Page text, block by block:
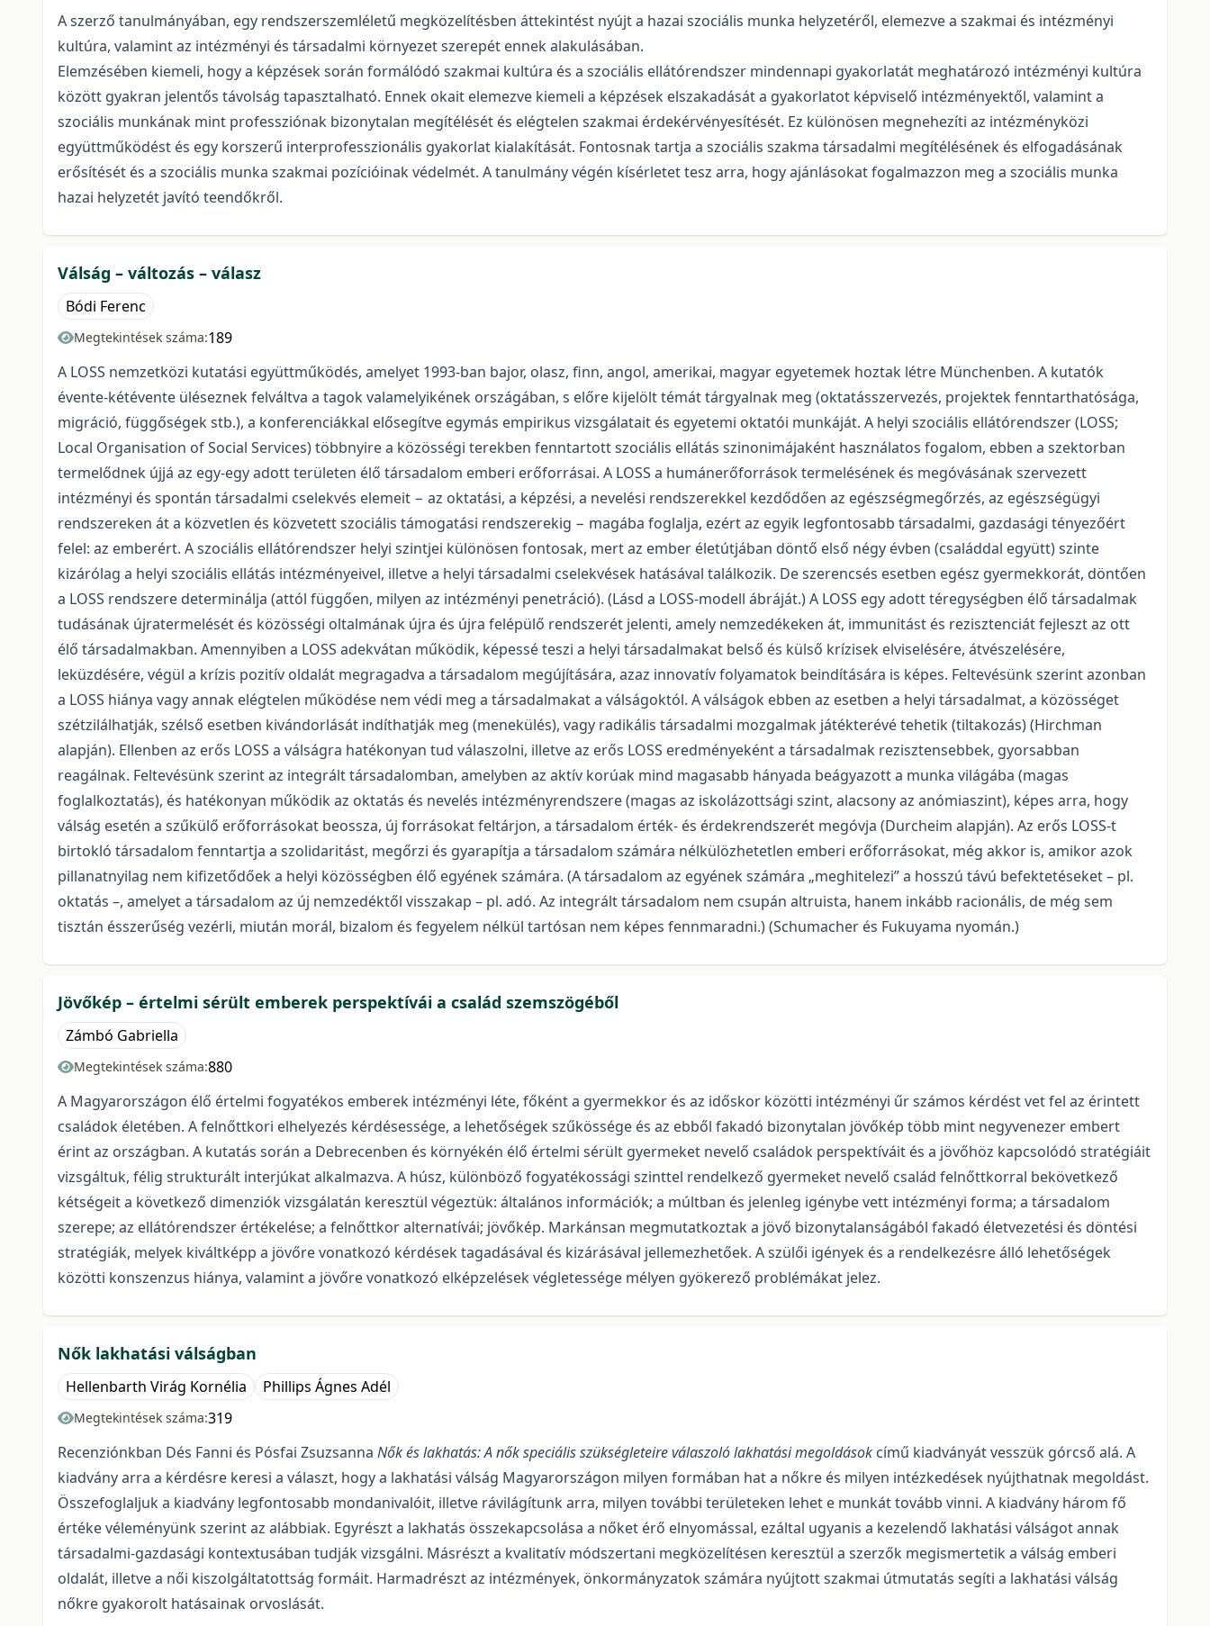
A szerző tanulmányában, egy rendszerszemléletű megközelítésben áttekintést nyújt a hazai szociális munka helyzetéről, elemezve a szakmai és intézményi
kultúra, valamint az intézményi és társadalmi környezet szerepét ennek alakulásában.
Elemzésében kiemeli, hogy a képzések során formálódó szakmai kultúra és a szociális ellátórendszer mindennapi gyakorlatát meghatározó intézményi kultúra
között gyakran jelentős távolság tapasztalható. Ennek okait elemezve kiemeli a képzések elszakadását a gyakorlatot képviselő intézményektől, valamint a
szociális munkának mint professziónak bizonytalan megítélését és elégtelen szakmai érdekérvényesítését. Ez különösen megnehezíti az intézményközi
együttműködést és egy korszerű interprofesszionális gyakorlat kialakítását. Fontosnak tartja a szociális szakma társadalmi megítélésének és elfogadásának
erősítését és a szociális munka szakmai pozícióinak védelmét. A tanulmány végén kísérletet tesz arra, hogy ajánlásokat fogalmazzon meg a szociális munka
hazai helyzetét javító teendőkről.
Válság – változás – válasz
Bódi Ferenc
Megtekintések száma:189
A LOSS nemzetközi kutatási együttműködés, amelyet 1993-ban bajor, olasz, finn, angol, amerikai, magyar egyetemek hoztak létre Münchenben. A kutatók
évente-kétévente üléseznek felváltva a tagok valamelyikének országában, s előre kijelölt témát tárgyalnak meg (oktatásszervezés, projektek fenntarthatósága,
migráció, függőségek stb.), a konferenciákkal elősegítve egymás empirikus vizsgálatait és egyetemi oktatói munkáját. A helyi szociális ellátórendszer (LOSS;
Local Organisation of Social Services) többnyire a közösségi terekben fenntartott szociális ellátás szinonimájaként használatos fogalom, ebben a szektorban
termelődnek újjá az egy-egy adott területen élő társadalom emberi erőforrásai. A LOSS a humánerőforrások termelésének és megóvásának szervezett
intézményi és spontán társadalmi cselekvés elemeit − az oktatási, a képzési, a nevelési rendszerekkel kezdődően az egészségmegőrzés, az egészségügyi
rendszereken át a közvetlen és közvetett szociális támogatási rendszerekig − magába foglalja, ezért az egyik legfontosabb társadalmi, gazdasági tényezőért
felel: az emberért. A szociális ellátórendszer helyi szintjei különösen fontosak, mert az ember életútjában döntő első négy évben (családdal együtt) szinte
kizárólag a helyi szociális ellátás intézményeivel, illetve a helyi társadalmi cselekvések hatásával találkozik. De szerencsés esetben egész gyermekkorát, döntően
a LOSS rendszere determinálja (attól függően, milyen az intézményi penetráció). (Lásd a LOSS-modell ábráját.) A LOSS egy adott téregységben élő társadalmak
tudásának újratermelését és közösségi oltalmának újra és újra felépülő rendszerét jelenti, amely nemzedékeken át, immunitást és rezisztenciát fejleszt az ott
élő társadalmakban. Amennyiben a LOSS adekvátan működik, képessé teszi a helyi társadalmakat belső és külső krízisek elviselésére, átvészelésére,
leküzdésére, végül a krízis pozitív oldalát megragadva a társadalom megújítására, azaz innovatív folyamatok beindítására is képes. Feltevésünk szerint azonban
a LOSS hiánya vagy annak elégtelen működése nem védi meg a társadalmakat a válságoktól. A válságok ebben az esetben a helyi társadalmat, a közösséget
szétzilálhatják, szélső esetben kivándorlását indíthatják meg (menekülés), vagy radikális társadalmi mozgalmak játékterévé tehetik (tiltakozás) (Hirchman
alapján). Ellenben az erős LOSS a válságra hatékonyan tud válaszolni, illetve az erős LOSS eredményeként a társadalmak rezisztensebbek, gyorsabban
reagálnak. Feltevésünk szerint az integrált társadalomban, amelyben az aktív korúak mind magasabb hányada beágyazott a munka világába (magas
foglalkoztatás), és hatékonyan működik az oktatás és nevelés intézményrendszere (magas az iskolázottsági szint, alacsony az anómiaszint), képes arra, hogy
válság esetén a szűkülő erőforrásokat beossza, új forrásokat feltárjon, a társadalom érték- és érdekrendszerét megóvja (Durcheim alapján). Az erős LOSS-t
birtokló társadalom fenntartja a szolidaritást, megőrzi és gyarapítja a társadalom számára nélkülözhetetlen emberi erőforrásokat, még akkor is, amikor azok
pillanatnyilag nem kifizetődőek a helyi közösségben élő egyének számára. (A társadalom az egyének számára „meghitelezi” a hosszú távú befektetéseket – pl.
oktatás –, amelyet a társadalom az új nemzedéktől visszakap – pl. adó. Az integrált társadalom nem csupán altruista, hanem inkább racionális, de még sem
tisztán ésszerűség vezérli, miután morál, bizalom és fegyelem nélkül tartósan nem képes fennmaradni.) (Schumacher és Fukuyama nyomán.)
Jövőkép – értelmi sérült emberek perspektívái a család szemszögéből
Zámbó Gabriella
Megtekintések száma:880
A Magyarországon élő értelmi fogyatékos emberek intézményi léte, főként a gyermekkor és az időskor közötti intézményi űr számos kérdést vet fel az érintett
családok életében. A felnőttkori elhelyezés kérdésessége, a lehetőségek szűkössége és az ebből fakadó bizonytalan jövőkép több mint negyvenezer embert
érint az országban. A kutatás során a Debrecenben és környékén élő értelmi sérült gyermeket nevelő családok perspektíváit és a jövőhöz kapcsolódó stratégiáit
vizsgáltuk, félig strukturált interjúkat alkalmazva. A húsz, különböző fogyatékossági szinttel rendelkező gyermeket nevelő család felnőttkorral bekövetkező
kétségeit a következő dimenziók vizsgálatán keresztül végeztük: általános információk; a múltban és jelenleg igénybe vett intézményi forma; a társadalom
szerepe; az ellátórendszer értékelése; a felnőttkor alternatívái; jövőkép. Markánsan megmutatkoztak a jövő bizonytalanságából fakadó életvezetési és döntési
stratégiák, melyek kiváltképp a jövőre vonatkozó kérdések tagadásával és kizárásával jellemezhetőek. A szülői igények és a rendelkezésre álló lehetőségek
közötti konszenzus hiánya, valamint a jövőre vonatkozó elképzelések végletessége mélyen gyökerező problémákat jelez.
Nők lakhatási válságban
Hellenbarth Virág Kornélia Phillips Ágnes Adél
Megtekintések száma:319
Recenziónkban Dés Fanni és Pósfai Zsuzsanna Nők és lakhatás: A nők speciális szükségleteire válaszoló lakhatási megoldások című kiadványát vesszük górcső alá. A
kiadvány arra a kérdésre keresi a választ, hogy a lakhatási válság Magyarországon milyen formában hat a nőkre és milyen intézkedések nyújthatnak megoldást.
Összefoglaljuk a kiadvány legfontosabb mondanivalóit, illetve rávilágítunk arra, milyen további területeken lehet e munkát tovább vinni. A kiadvány három fő
értéke véleményünk szerint az alábbiak. Egyrészt a lakhatás összekapcsolása a nőket érő elnyomással, ezáltal ugyanis a kezelendő lakhatási válságot annak
társadalmi-gazdasági kontextusában tudják vizsgálni. Másrészt a kvalitatív módszertani megközelítésen keresztül a szerzők megismertetik a válság emberi
oldalát, illetve a női kiszolgáltatottság formáit. Harmadrészt az intézmények, önkormányzatok számára nyújtott szakmai útmutatás segíti a lakhatási válság
nőkre gyakorolt hatásainak orvoslását.